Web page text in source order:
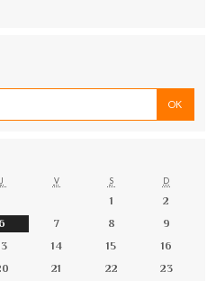
J V S D
1
2
6 7 8
9
14 15
16
21 22
23